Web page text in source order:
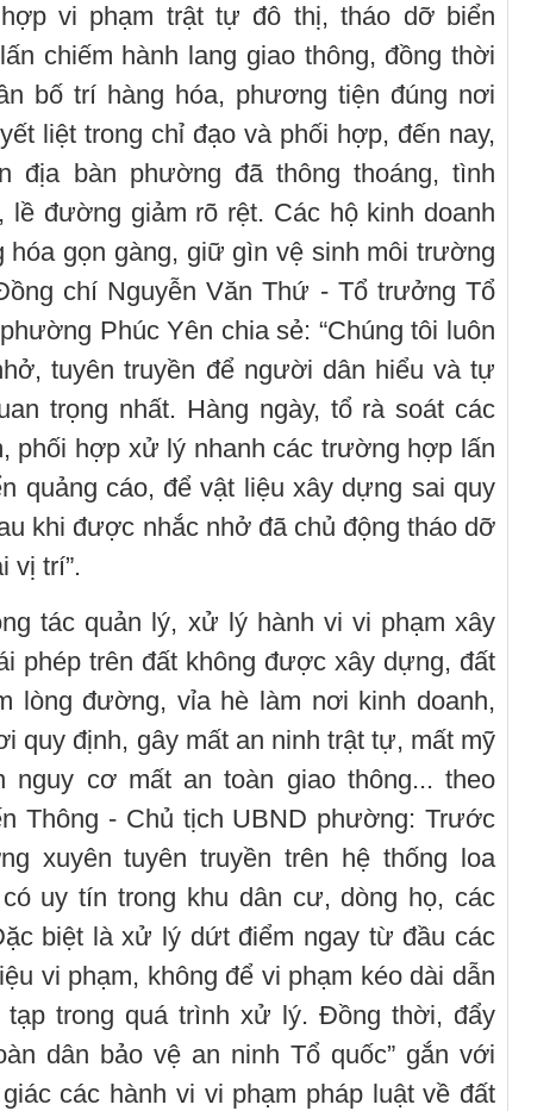
vi phạm trật tự đô thị, tháo dỡ biển
chiếm hành lang giao thông, đồng thời
bố trí hàng hóa, phương tiện đúng nơi
liệt trong chỉ đạo và phối hợp, đến nay,
địa bàn phường đã thông thoáng, tình
lề đường giảm rõ rệt. Các hộ kinh doanh
hóa gọn gàng, giữ gìn vệ sinh môi trường
chí Nguyễn Văn Thứ - Tổ trưởng Tổ
Phúc Yên chia sẻ: “Chúng tôi luôn
tuyên truyền để người dân hiểu và tự
trọng nhất. Hàng ngày, tổ rà soát các
phối hợp xử lý nhanh các trường hợp lấn
quảng cáo, để vật liệu xây dựng sai quy
khi được nhắc nhở đã chủ động tháo dỡ
vị trí”.
tác quản lý, xử lý hành vi vi phạm xây
phép trên đất không được xây dựng, đất
lòng đường, vỉa hè làm nơi kinh doanh,
quy định, gây mất an ninh trật tự, mất mỹ
nguy cơ mất an toàn giao thông... theo
Thông - Chủ tịch UBND phường: Trước
xuyên tuyên truyền trên hệ thống loa
uy tín trong khu dân cư, dòng họ, các
biệt là xử lý dứt điểm ngay từ đầu các
vi phạm, không để vi phạm kéo dài dẫn
tạp trong quá trình xử lý. Đồng thời, đẩy
dân bảo vệ an ninh Tổ quốc” gắn với
các hành vi vi phạm pháp luật về đất